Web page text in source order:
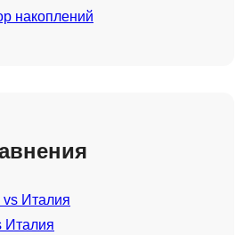
накоплений
vs Италия
Италия